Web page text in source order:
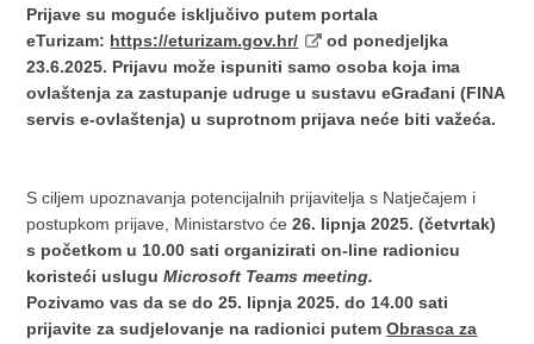
Prijave su moguće isključivo putem portala
eTurizam: https://eturizam.gov.hr/
od ponedjeljka
23.6.2025. Prijavu može ispuniti samo osoba koja ima
ovlaštenja za zastupanje udruge u sustavu eGrađani (FINA
servis e-ovlaštenja) u suprotnom prijava neće biti važeća.
S ciljem upoznavanja potencijalnih prijavitelja s Natječajem i
postupkom prijave, Ministarstvo će26. lipnja 2025. (četvrtak)
s početkom u 10.00 sati organizirati on-line radionicu
koristeći usluguMicrosoft Teams meeting.
Pozivamo vas da se do 25. lipnja 2025. do 14.00 sati
prijavite za sudjelovanje na radionici putemObrasca za